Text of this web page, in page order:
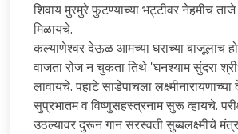
शिवाय मुरमुरे फुटण्याच्या भट्टीवर नेहमीच
मिळायचे.
कल्याणेश्वर देऊळ आमच्या घराच्या बाजूलाच
वाजता रोज न चुकता तिथे 'घनश्याम सुंदरा
लावायचे. पहाटे साडेपाचला
सुप्रभातम व विष्णुसहस्त्रनाम सुरू व्हायचे.
उठल्यावर दुरून गान सरस्वती सुब्बलक्ष्मीचे